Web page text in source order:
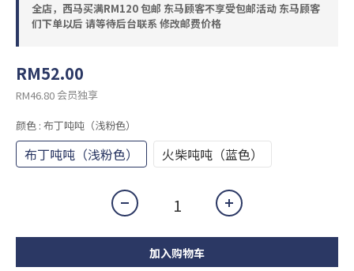
全店，西马买满RM120 包邮 东马顾客不享受包邮活动 东马顾客
们下单以后 请等待后台联系 修改邮费价格
RM52.00
RM46.80 会员独享
颜色 : 布丁吨吨（浅粉色）
布丁吨吨（浅粉色） 火柴吨吨（蓝色）
加入购物车